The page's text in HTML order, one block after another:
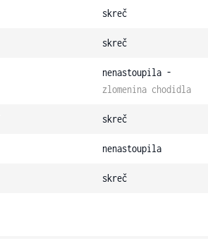
skreč
skreč
nenastoupila -
zlomenina chodidla
skreč
nenastoupila
skreč